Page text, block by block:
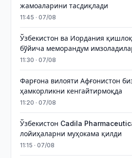
жамоаларини тасдиқлади
11:45 · 07/08
Ўзбекистон ва Иордания
бўйича меморандум
11:30 · 07/08
Фарғона вилояти Афғонистон
ҳамкорликни кенгайтирмоқда
11:20 · 07/08
Ўзбекистон Cadila
лойиҳаларни муҳокама қилди
11:15 · 07/08